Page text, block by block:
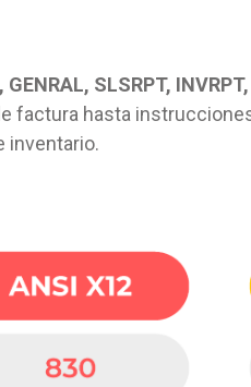
GENRAL, SLSRPT,
factura hasta
inventario.